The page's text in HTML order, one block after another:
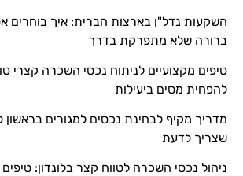
השקעות נדל"ן בארצות הברית: איך בוחרים
ברורה שלא מתפרקת בדרך
טיפים מקצועיים לניתוח נכסי השכרה קצרי
להפחית מסים ביעילות
מדריך מקיף לבחינת נכסים למגורים בראשון
שצריך לדעת
ניהול נכסי השכרה לטווח קצר בלונדון: טיפים